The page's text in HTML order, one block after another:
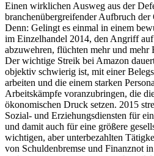
Einen wirklichen Ausweg aus der
branchenübergreifender Aufbruch der
Denn: Gelingt es einmal in einem
im Einzelhandel 2014, den Angriff
abzuwehren, flüchten mehr und mehr
Der wichtige Streik bei Amazon
objektiv schwierig ist, mit einer
arbeiten und die einem starken
Arbeitskämpfe voranzubringen, die
ökonomischen Druck setzen. 2015
Sozial- und Erziehungsdiensten für
und damit auch für eine größere
wichtigen, aber unterbezahlten
von Schuldenbremse und Finanznot